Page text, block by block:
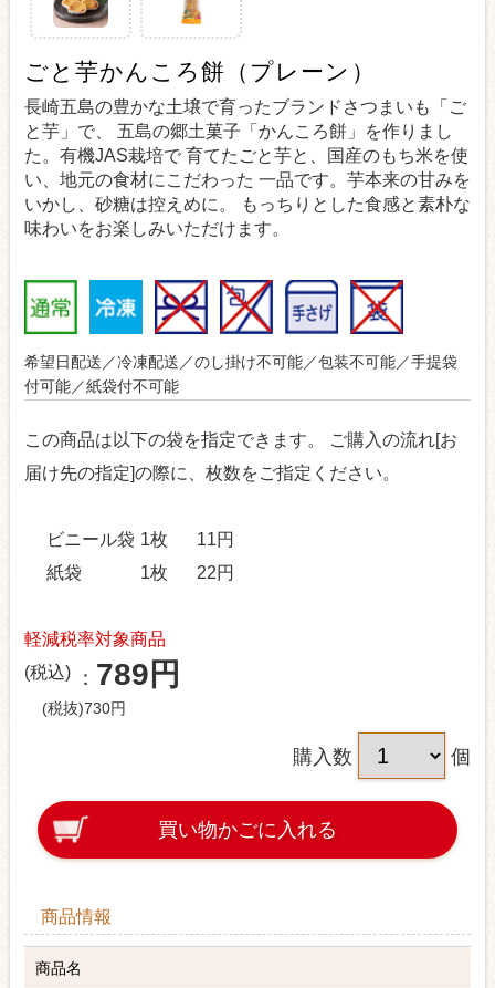
ごと芋かんころ餅（プレーン）
長崎五島の豊かな土壌で育ったブランドさつまいも「ご
と芋」で、 五島の郷土菓子「かんころ餅」を作りまし
た。有機JAS栽培で 育てたごと芋と、国産のもち米を使
い、地元の食材にこだわった 一品です。芋本来の甘みを
いかし、砂糖は控えめに。 もっちりとした食感と素朴な
味わいをお楽しみいただけます。
希望日配送／冷凍配送／のし掛け不可能／包装不可能／手提袋
付可能／紙袋付不可能
この商品は以下の袋を指定できます。
ご購入の流れ[お
届け先の指定]の際に、枚数をご指定ください。
ビニール袋 1枚
11円
紙袋
1枚 22円
軽減税率対象商品
(税込)
789円
(税抜)730円
購入数 個
買い物かごに入れる
商品情報
商品名